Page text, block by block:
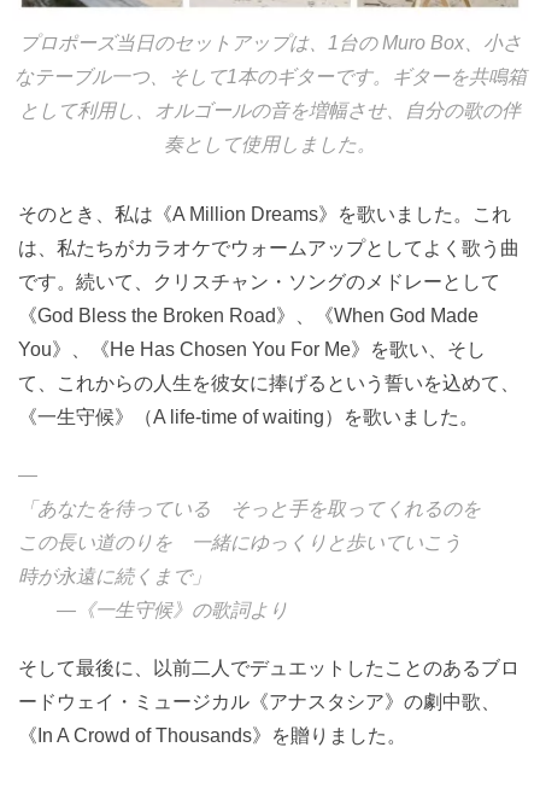
プロポーズ当日のセットアップは、1台の Muro Box、小さ
なテーブル一つ、そして1本のギターです。ギターを共鳴箱
として利用し、オルゴールの音を増幅させ、自分の歌の伴
奏として使用しました。
そのとき、私は《A Million Dreams》を歌いました。これ
は、私たちがカラオケでウォームアップとしてよく歌う曲
です。続いて、クリスチャン・ソングのメドレーとして
《God Bless the Broken Road》、《When God Made
You》、《He Has Chosen You For Me》を歌い、そし
て、これからの人生を彼女に捧げるという誓いを込めて、
《一生守候》（A life-time of waiting）を歌いました。
—
「あなたを待っている そっと手を取ってくれるのを
この長い道のりを 一緒にゆっくりと歩いていこう
時が永遠に続くまで」
—《一生守候》の歌詞より
そして最後に、以前二人でデュエットしたことのあるブロ
ードウェイ・ミュージカル《アナスタシア》の劇中歌、
《In A Crowd of Thousands》を贈りました。